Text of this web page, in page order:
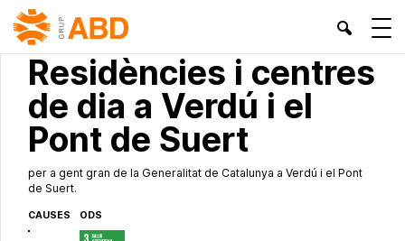
SERVEIS PÚBLICS
Residències i centres
de dia a Verdú i el
Pont de Suert
per a gent gran de la Generalitat de Catalunya a Verdú i el Pont
de Suert.
CAUSES ODS